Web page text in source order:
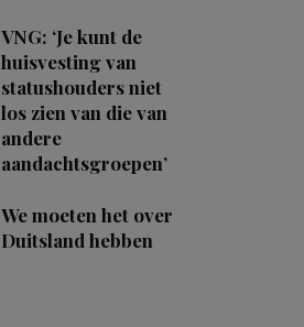
VNG: ‘Je kunt de
huisvesting van
statushouders niet
los zien van die van
andere
aandachtsgroepen’
We moeten het over
Duitsland hebben